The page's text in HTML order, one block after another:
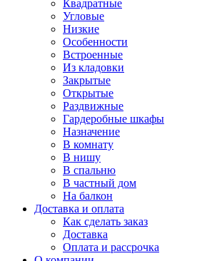
Квадратные
Угловые
Низкие
Особенности
Встроенные
Из кладовки
Закрытые
Открытые
Раздвижные
Гардеробные шкафы
Назначение
В комнату
В нишу
В спальню
В частный дом
На балкон
Доставка и оплата
Как сделать заказ
Доставка
Оплата и рассрочка